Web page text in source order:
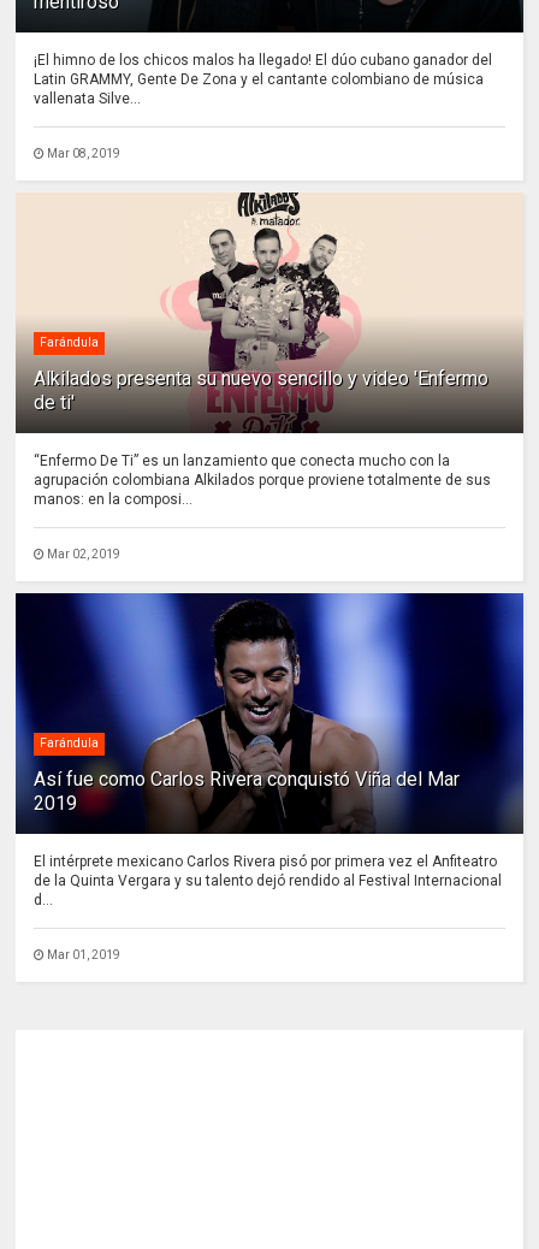
¡El himno de los chicos malos ha llegado! El dúo cubano ganador del
Latin GRAMMY, Gente De Zona y el cantante colombiano de música
vallenata Silve...
Mar 08, 2019
Farándula
Alkilados presenta su nuevo sencillo y video 'Enfermo
de ti'
“Enfermo De Ti” es un lanzamiento que conecta mucho con la
agrupación colombiana Alkilados porque proviene totalmente de sus
manos: en la composi...
Mar 02, 2019
Farándula
Así fue como Carlos Rivera conquistó Viña del Mar
2019
El intérprete mexicano Carlos Rivera pisó por primera vez el Anfiteatro
de la Quinta Vergara y su talento dejó rendido al Festival Internacional
d...
Mar 01, 2019